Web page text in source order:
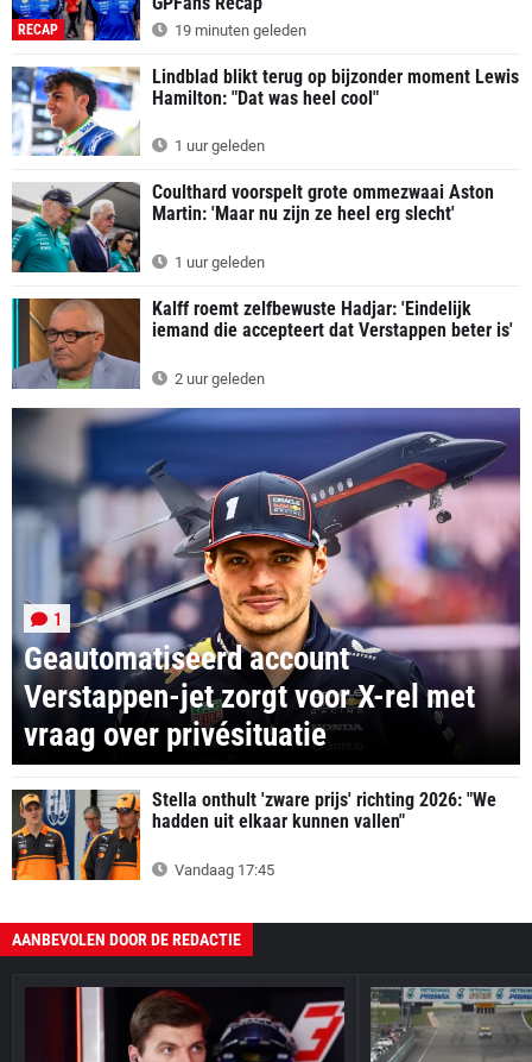
RECAP 19 minuten geleden
Lindblad blikt terug op bijzonder moment Lewis
Hamilton: "Dat was heel cool"
1 uur geleden
Coulthard voorspelt grote ommezwaai Aston
Martin: 'Maar nu zijn ze heel erg slecht'
1 uur geleden
Kalff roemt zelfbewuste Hadjar: 'Eindelijk
iemand die accepteert dat Verstappen beter is'
2 uur geleden
Geautomatiseerd account
Verstappen-jet zorgt voor X-rel met
vraag over privésituatie
1
Stella onthult 'zware prijs' richting 2026: "We
hadden uit elkaar kunnen vallen"
Vandaag 17:45
AANBEVOLEN DOOR DE REDACTIE